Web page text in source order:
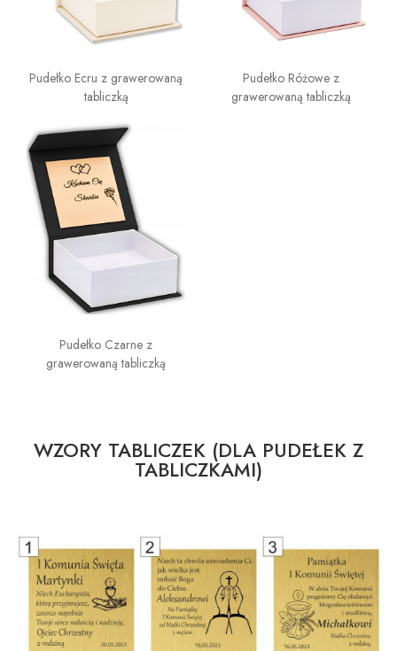
Pudełko Ecru z grawerowaną
tabliczką
Pudełko Różowe z
grawerowaną tabliczką
Pudełko Czarne z
grawerowaną tabliczką
WZORY TABLICZEK (DLA PUDEŁEK Z
TABLICZKAMI)